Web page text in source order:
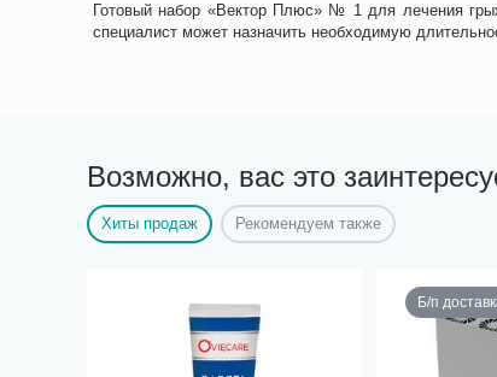
Готовый набор «Вектор Плюс» № 1 для лечения
специалист может назначить необходимую
Возможно, вас это
Хиты продаж Рекомендуем также
Б/п